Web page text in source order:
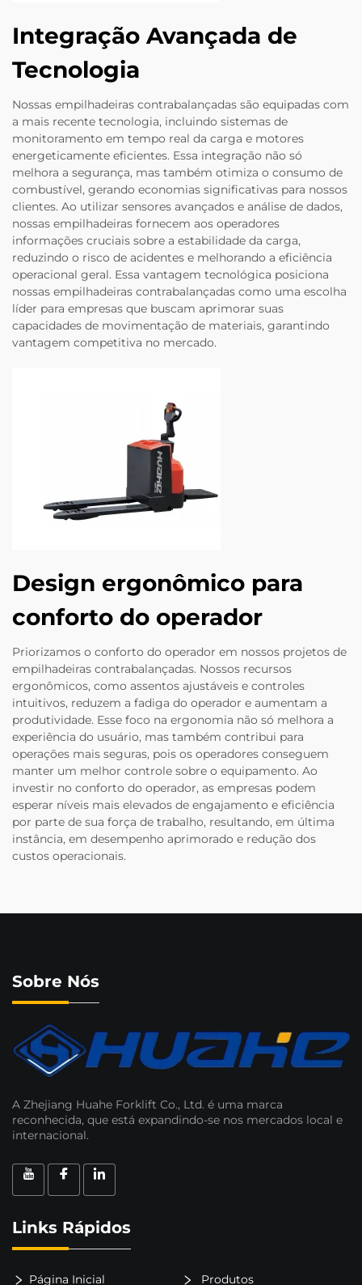
Integração Avançada de
Tecnologia
Nossas empilhadeiras contrabalançadas são equipadas com
a mais recente tecnologia, incluindo sistemas de
monitoramento em tempo real da carga e motores
energeticamente eficientes. Essa integração não só
melhora a segurança, mas também otimiza o consumo de
combustível, gerando economias significativas para nossos
clientes. Ao utilizar sensores avançados e análise de dados,
nossas empilhadeiras fornecem aos operadores
informações cruciais sobre a estabilidade da carga,
reduzindo o risco de acidentes e melhorando a eficiência
operacional geral. Essa vantagem tecnológica posiciona
nossas empilhadeiras contrabalançadas como uma escolha
líder para empresas que buscam aprimorar suas
capacidades de movimentação de materiais, garantindo
vantagem competitiva no mercado.
Design ergonômico para
conforto do operador
Priorizamos o conforto do operador em nossos projetos de
empilhadeiras contrabalançadas. Nossos recursos
ergonômicos, como assentos ajustáveis e controles
intuitivos, reduzem a fadiga do operador e aumentam a
produtividade. Esse foco na ergonomia não só melhora a
experiência do usuário, mas também contribui para
operações mais seguras, pois os operadores conseguem
manter um melhor controle sobre o equipamento. Ao
investir no conforto do operador, as empresas podem
esperar níveis mais elevados de engajamento e eficiência
por parte de sua força de trabalho, resultando, em última
instância, em desempenho aprimorado e redução dos
custos operacionais.
Sobre Nós
A Zhejiang Huahe Forklift Co., Ltd. é uma marca
reconhecida, que está expandindo-se nos mercados local e
internacional.
Links Rápidos
Página Inicial Produtos